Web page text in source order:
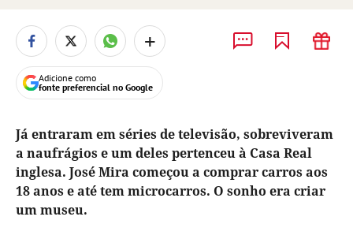
+
Adicione como
fonte preferencial no Google
Já entraram em séries de televisão, sobreviveram
a naufrágios e um deles pertenceu à Casa Real
inglesa. José Mira começou a comprar carros aos
18 anos e até tem microcarros. O sonho era criar
um museu.